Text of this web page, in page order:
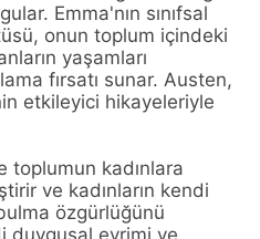
Emma'nın sınıfsal
onun toplum içindeki
yaşamları
fırsatı sunar. Austen,
etkileyici hikayeleriyle
toplumun kadınlara
ve kadınların kendi
özgürlüğünü
duygusal evrimi ve